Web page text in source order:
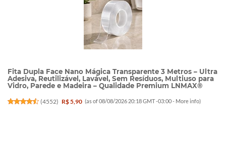
Fita Dupla Face Nano Mágica Transparente 3 Metros – Ultra
Adesiva, Reutilizável, Lavável, Sem Resíduos, Multiuso para
Vidro, Parede e Madeira – Qualidade Premium LNMAX®
(4552) R$ 5,90 (as of 08/08/2026 20:18 GMT -03:00 - More info)